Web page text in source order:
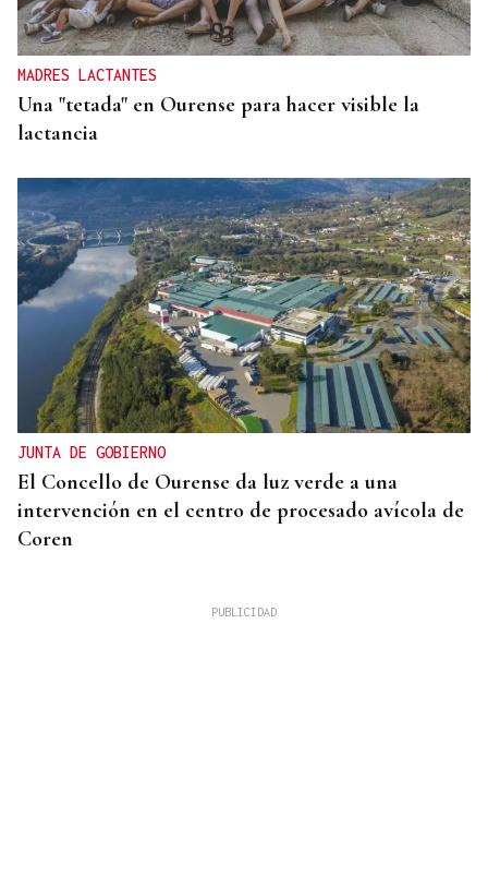
MADRES LACTANTES
Una "tetada" en Ourense para hacer visible la
lactancia
JUNTA DE GOBIERNO
El Concello de Ourense da luz verde a una
intervención en el centro de procesado avícola de
Coren